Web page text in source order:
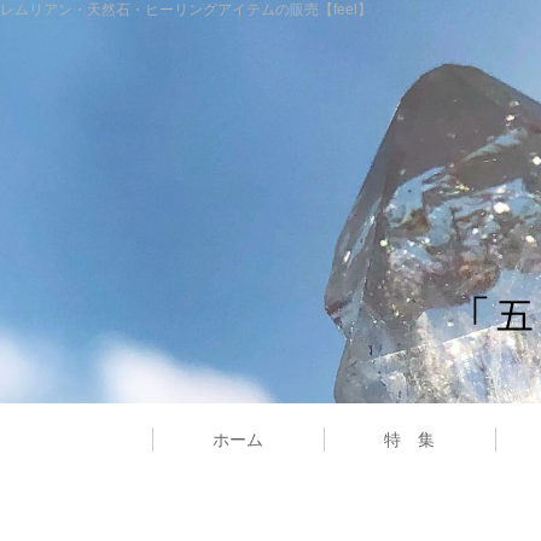
レムリアン・天然石・ヒーリングアイテムの販売【feel】
ホーム 特 集